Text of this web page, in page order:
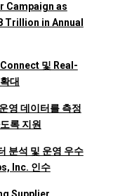
Campaign as
Trillion in Annual
및 Real-
대
영 데이터를 측정
록 지원
분석 및 운영 우수
Inc. 인수